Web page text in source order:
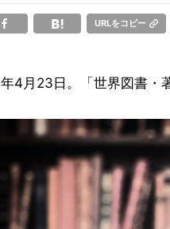
URLをコピー
4月23日。「世界図書・